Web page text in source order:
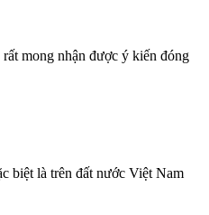
mong nhận được ý kiến đóng
biệt là trên đất nước Việt Nam